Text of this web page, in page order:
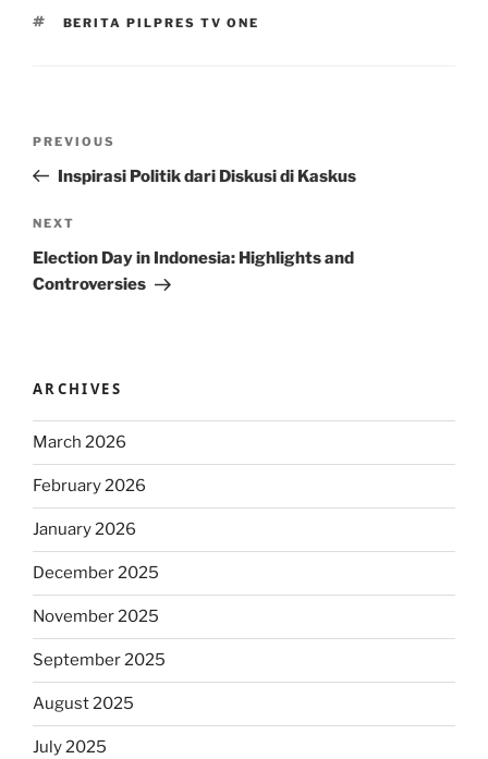
TAGS
BERITA PILPRES TV ONE
Previous
Post
PREVIOUS
Inspirasi Politik dari Diskusi di Kaskus
Next
Post
NEXT
Election Day in Indonesia: Highlights and
Controversies
ARCHIVES
March 2026
February 2026
January 2026
December 2025
November 2025
September 2025
August 2025
July 2025